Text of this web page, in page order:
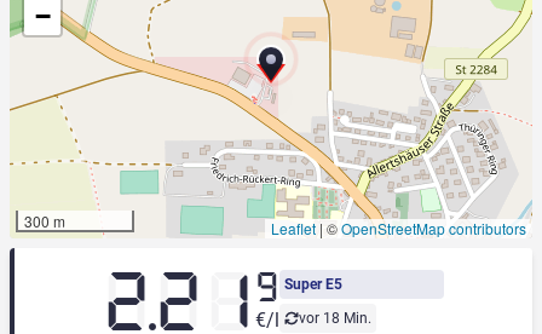
−
300 m Leaflet | ©OpenStreetMap contributors
Super E5
vor 18 Min.
2.219
€/l